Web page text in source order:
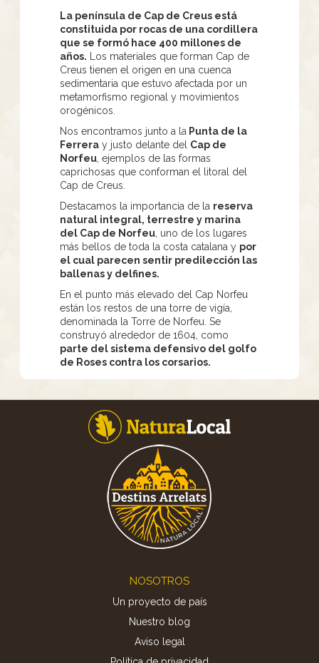
La península de Cap de Creus está
constituida por rocas de una cordillera
que se formó hace 400 millones de
años. Los materiales que forman Cap de
Creus tienen el origen en una cuenca
sedimentaria que estuvo afectada por un
metamorfismo regional y movimientos
orogénicos.
Nos encontramos junto a la Punta de la
Ferrera y justo delante del Cap de
Norfeu , ejemplos de las formas
caprichosas que conforman el litoral del
Cap de Creus.
Destacamos la importancia de la reserva
natural integral, terrestre y marina
del Cap de Norfeu , uno de los lugares
más bellos de toda la costa catalana y por
el cual parecen sentir predilección las
ballenas y delfines.
En el punto más elevado del Cap Norfeu
están los restos de una torre de vigía,
denominada la Torre de Norfeu. Se
construyó alrededor de 1604, como
parte del sistema defensivo del golfo
de Roses contra los corsarios.
NOSOTROS
Un proyecto de país
Nuestro blog
Aviso legal